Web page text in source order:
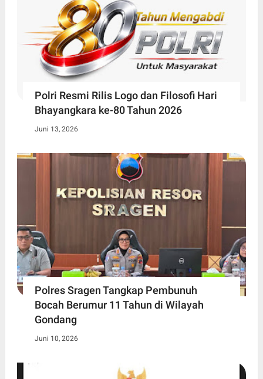
Polri Resmi Rilis Logo dan Filosofi Hari
Bhayangkara ke-80 Tahun 2026
Juni 13, 2026
Polres Sragen Tangkap Pembunuh
Bocah Berumur 11 Tahun di Wilayah
Gondang
Juni 10, 2026